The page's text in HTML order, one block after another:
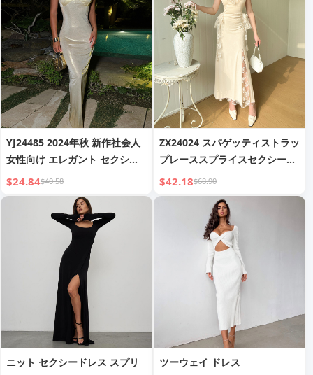
YJ24485 2024年秋 新作社会人
女性向け エレガント セクシー
スリムフィット スパゲッティス
トラップ 基本グロスドレス（女
$24.84$40.58
ZX24024 スパゲッティストラッ
プレーススプライスセクシース
リットマキシドレス 女性用、
Ins Pure Desireスタイル ファ
ッションなテンション ホットガ
ールロングドレス
$42.18$68.90
ニット セクシードレス スプリ
ツーウェイ ドレス